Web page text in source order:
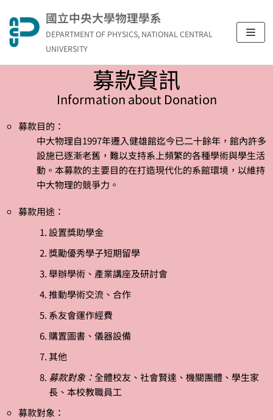
to
content
國立中央大學物理學系
DEPARTMENT OF PHYSICS, NATIONAL CENTRAL
UNIVERSITY
募款資訊
Information about Donation
募款目的：
中大物理自1997年遷入健雄館迄今已二十餘年，館內許多
設施已逐漸老舊，難以支持系上頻繁的各種學術與學生活
動。本募款的主要目的在打造現代化的系館環境，以維持
中大物理的競爭力。
募款用途：
設置獎助學金
獎勵優秀學子短期留學
舉辦學術、產業講座及研討會
推動學術交流、合作
系友會運作經費
購置圖書、儀器設備
其他
募款對象：全體校友、社會賢達、機關團體、學生家
長、本校教職員工
募款對象：